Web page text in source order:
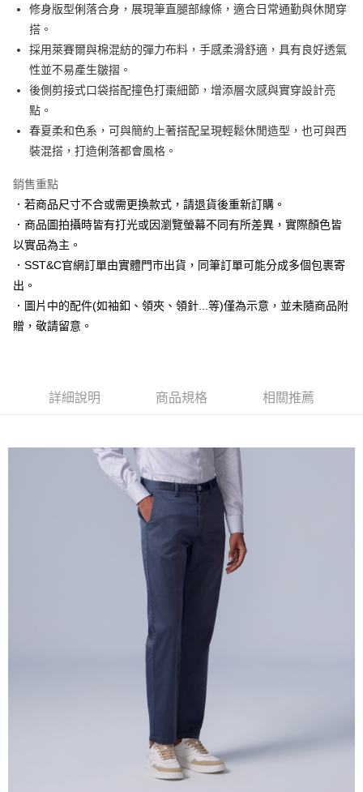
華南商業銀行
彰化商業銀行
上海商業儲蓄銀行
國泰世華商業銀行
兆豐國際商業銀行
臺灣中小企業銀行
匯豐（台灣）商業銀行
華泰商業銀行
聯邦商業銀行
遠東國際商業銀行
元大商業銀行
玉山商業銀行
星展（台灣）商業銀行
台新國際商業銀行
華南商業銀行
上海商業儲蓄銀行
台北富邦商業銀行
國泰世華商業銀行
臺灣中小企業銀行
台中商業銀行
匯豐（台灣）商業銀行
聯邦商業銀行
遠東國際商業銀行
元大商業銀行
永豐商業銀行
玉山商業銀行
台灣樂天信用卡公司
LINE Pay
Apple Pay
街口支付
悠遊付
Google Pay
AFTEE先享後付
相關說明
【關於「AFTEE先享後付」】
AFTEE先享後付是「在收到商品之後才付款」的支付方式。 讓您購物簡單
便利好安心！
１．簡單：不需註冊會員、不需綁卡、不需儲值。
２．便利：只要手機號碼，簡訊認證，即可結帳。
２．訂單成立數日內，您將收到繳費通知簡訊。
３．收到繳費通知簡訊後14天內，點擊此簡訊中的連結，可透過四大超商／
購買商品的店家。未經商家同意取消之訂單仍視為有效，需透過AFTEE先享
後付繳納相關費用。
※ 交易是否成功請以「AFTEE先享後付 」之結帳頁面顯示為準，若有關於
是否繳費成功／繳費後需取消欲退款等相關疑問，請聯繫「AFTEE先享後付
https://netprotections.freshdesk.com/support/home
１．透過由恩沛科技股份有限公司提供之「AFTEE先享後付」服務完成之交
易，需依本服務之必要範圍內提供個人資料，並將交易相關給付款項請求債
權轉讓予恩沛科技股份有限公司。
２．關於個人資料處理事宜，請瀏覽以下網址：
３．未成年的使用者請事先徵得法定代理人或監護人之同意方可使用
「AFTEE先享後付」，若未經同意申辦者引起之損失，本公司不負相關責
４．使用「AFTEE先享後付」時，將依據個別帳號之用戶狀況，依本公司即
時審查核予不同之上限額度；若仍有額度不足之情形，本公司將視審查結果
５．嚴禁一人註冊多個帳號或使用他人資訊註冊。若發現惡意使用之情形，
恩沛科技股份有限公司將有權停止該用戶之使用額度並採取法律行動。
運送方式
新竹物流宅配
每筆NT$350，滿NT$3,500(含以上)免運費
修身版型俐落合身，展現筆直腿部線條，適合日常通勤與休閒穿
搭。
採用萊賽爾與棉混紡的彈力布料，手感柔滑舒適，具有良好透氣
性並不易產生皺摺。
後側剪接式口袋搭配撞色打棗細節，增添層次感與實穿設計亮
點。
春夏柔和色系，可與簡約上著搭配呈現輕鬆休閒造型，也可與西
裝混搭，打造俐落都會風格。
銷售重點
．若商品尺寸不合或需更換款式，請退貨後重新訂購。
．商品圖拍攝時皆有打光或因瀏覽螢幕不同有所差異，實際顏色皆
以實品為主。
．SST&C官網訂單由實體門市出貨，同筆訂單可能分成多個包裹寄
出。
．圖片中的配件(如袖釦、領夾、領針...等)僅為示意，並未隨商品附
贈，敬請留意。
詳細說明 商品規格 相關推薦